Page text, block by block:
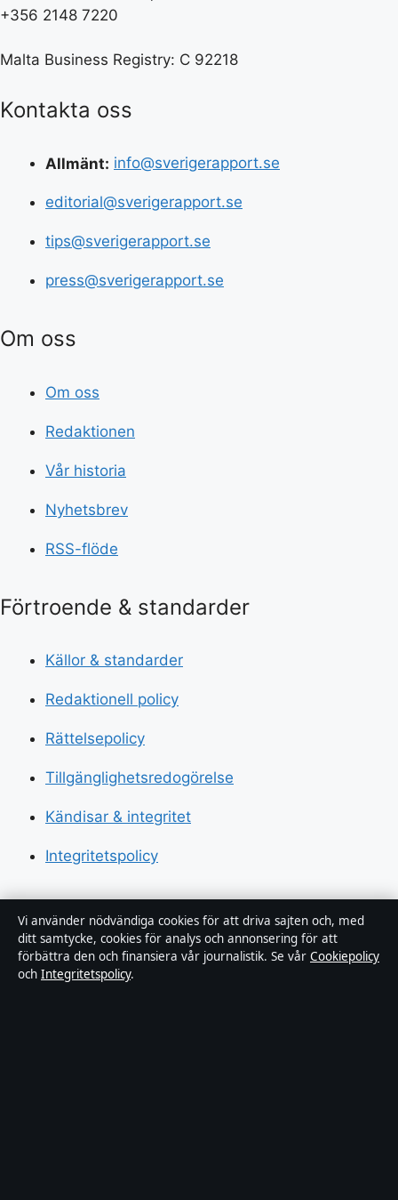
+356 2148 7220
Malta Business Registry: C 92218
Kontakta oss
Allmänt: info@sverigerapport.se
editorial@sverigerapport.se
tips@sverigerapport.se
press@sverigerapport.se
Om oss
Om oss
Redaktionen
Vår historia
Nyhetsbrev
RSS-flöde
Förtroende & standarder
Källor & standarder
Redaktionell policy
Rättelsepolicy
Tillgänglighetsredogörelse
Kändisar & integritet
Integritetspolicy
Om Sverigerapport i korthet
Sverigerapport är en oberoende svensk digital
nyhetssajt med fokus på film, tv, kultur och
Vi använder nödvändiga cookies för att driva sajten och, med
ditt samtycke, cookies för analys och annonsering för att
förbättra den och finansiera vår journalistik. Se vår Cookiepolicy
och Integritetspolicy.